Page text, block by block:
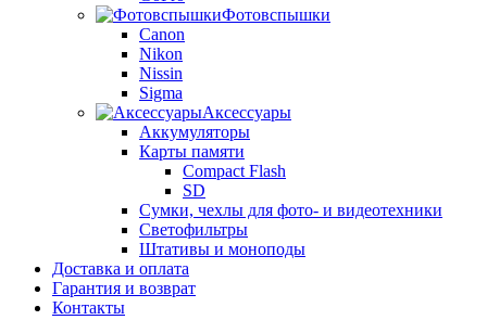
Фотовспышки
Canon
Nikon
Nissin
Sigma
Аксессуары
Аккумуляторы
Карты памяти
Compact Flash
SD
Сумки, чехлы для фото- и видеотехники
Светофильтры
Штативы и моноподы
Доставка и оплата
Гарантия и возврат
Контакты